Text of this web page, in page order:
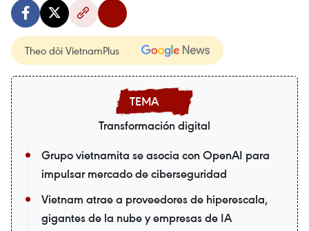
Theo dõi VietnamPlus
Transformación digital
Grupo vietnamita se asocia con OpenAI para
impulsar mercado de ciberseguridad
Vietnam atrae a proveedores de hiperescala,
gigantes de la nube y empresas de IA